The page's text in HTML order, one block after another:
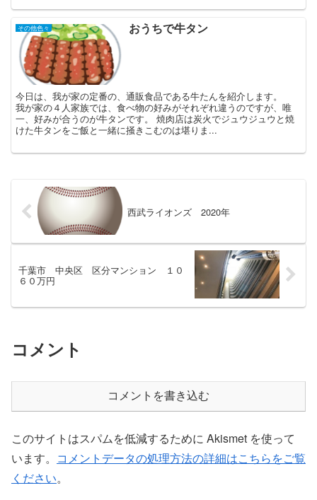
その他色々 おうちで牛タン
今日は、我が家の定番の、通販食品である牛たんを紹介します。
我が家の４人家族では、食べ物の好みがそれぞれ違うのですが、唯
一、好みが合うのが牛タンです。 焼肉店は炭火でジュウジュウと焼
けた牛タンをご飯と一緒に掻きこむのは堪りま...
西武ライオンズ 2020年
千葉市 中央区 区分マンション １０
６０万円
コメント
コメントを書き込む
このサイトはスパムを低減するために Akismet を使って
います。 コメントデータの処理方法の詳細はこちらをご覧
ください。